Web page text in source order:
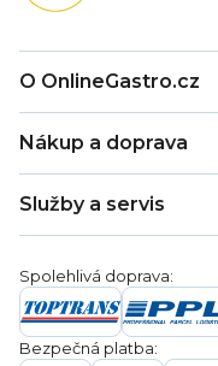
O OnlineGastro.cz
Kontakty
Věrnostní program
Blog
Nákup a doprava
Záruka
Ochrana osobních údajů
Reklamační řády
Služby a servis
Servis a reklamace
Poptávka
Gastro projekty
Značky
Gastro velkoobchod
Spolehlivá doprava:
Bezpečná platba: